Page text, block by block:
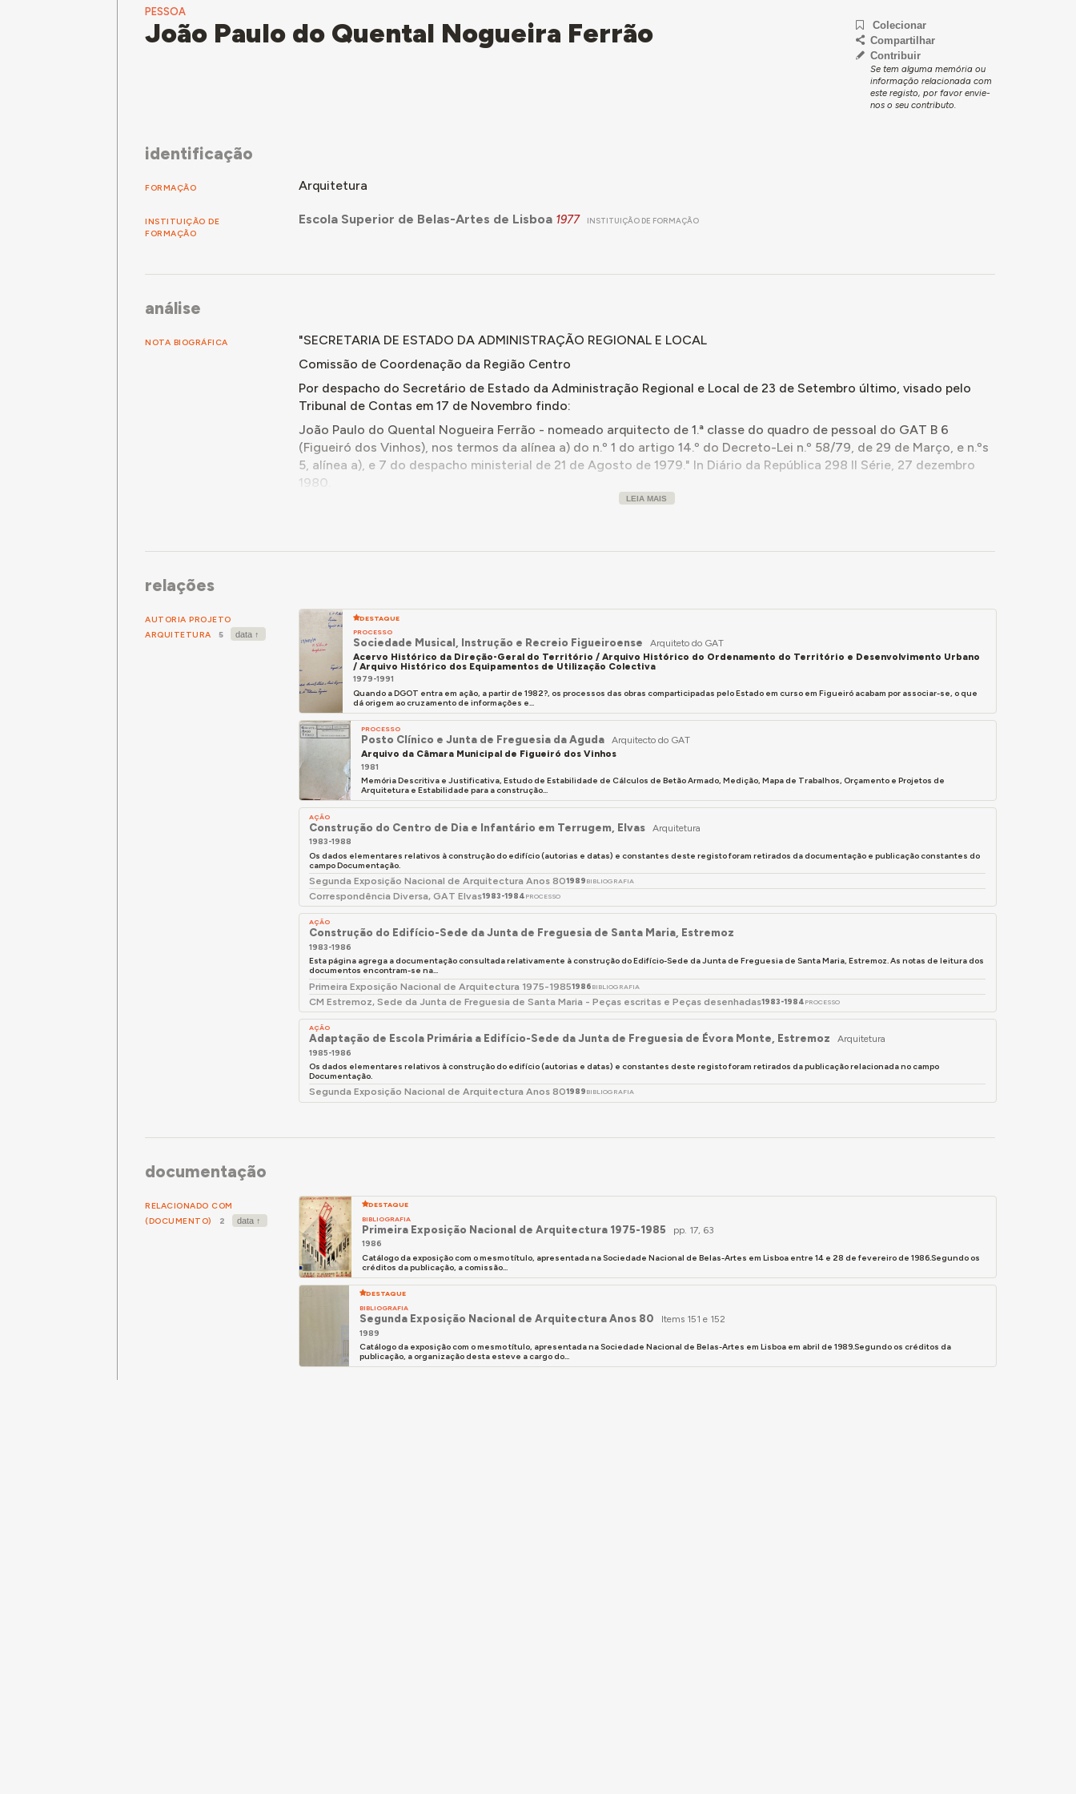
PESSOA
João Paulo do Quental Nogueira Ferrão
Colecionar
Compartilhar
Contribuir
Se tem alguma memória ou
informação relacionada com
este registo, por favor envie-
nos o seu contributo.
identificação
FORMAÇÃO Arquitetura
INSTITUIÇÃO DE
FORMAÇÃO
Escola Superior de Belas-Artes de Lisboa 1977 INSTITUIÇÃO DE FORMAÇÃO
análise
NOTA BIOGRÁFICA
"SECRETARIA DE ESTADO DA ADMINISTRAÇÃO REGIONAL E LOCAL
Comissão de Coordenação da Região Centro
Por despacho do Secretário de Estado da Administração Regional e Local de 23 de Setembro último, visado pelo
Tribunal de Contas em 17 de Novembro findo:
João Paulo do Quental Nogueira Ferrão - nomeado arquitecto de 1.ª classe do quadro de pessoal do GAT B 6
(Figueiró dos Vinhos), nos termos da alínea a) do n.º 1 do artigo 14.º do Decreto-Lei n.º 58/79, de 29 de Março, e n.ºs
5, alínea a), e 7 do despacho ministerial de 21 de Agosto de 1979." In Diário da República 298 II Série, 27 dezembro
1980.
Membro da Ordem dos Arquitetos – Secção Regional do Sul n.º 1456 (in
LEIA MAIS
relações
AUTORIA PROJETO
ARQUITETURA
5
DESTAQUE
PROCESSO
Sociedade Musical, Instrução e Recreio Figueiroense
Arquiteto do GAT
Acervo Histórico da Direção-Geral do Território / Arquivo Histórico do Ordenamento do Território e Desenvolvimento Urbano
/ Arquivo Histórico dos Equipamentos de Utilização Colectiva
1979-1991
Quando a DGOT entra em ação, a partir de 1982?, os processos das obras comparticipadas pelo Estado em curso em Figueiró acabam por associar-se, o que
dá origem ao cruzamento de informações e...
PROCESSO
Posto Clínico e Junta de Freguesia da Aguda
Arquitecto do GAT
Arquivo da Câmara Municipal de Figueiró dos Vinhos
1981
Memória Descritiva e Justificativa, Estudo de Estabilidade de Cálculos de Betão Armado, Medição, Mapa de Trabalhos, Orçamento e Projetos de
Arquitetura e Estabilidade para a construção...
AÇÃO
Construção do Centro de Dia e Infantário em Terrugem, Elvas Arquitetura
1983-1988
Os dados elementares relativos à construção do edifício (autorias e datas) e constantes deste registo foram retirados da documentação e publicação constantes do
campo Documentação.
Segunda Exposição Nacional de Arquitectura Anos 801989 BIBLIOGRAFIA
Correspondência Diversa, GAT Elvas1983-1984 PROCESSO
AÇÃO
Construção do Edifício-Sede da Junta de Freguesia de Santa Maria, Estremoz
1983-1986
Esta página agrega a documentação consultada relativamente à construção do Edifício-Sede da Junta de Freguesia de Santa Maria, Estremoz. As notas de leitura dos
documentos encontram-se na...
Primeira Exposição Nacional de Arquitectura 1975-19851986 BIBLIOGRAFIA
CM Estremoz, Sede da Junta de Freguesia de Santa Maria - Peças escritas e Peças desenhadas1983-1984 PROCESSO
AÇÃO
Adaptação de Escola Primária a Edifício-Sede da Junta de Freguesia de Évora Monte, Estremoz Arquitetura
1985-1986
Os dados elementares relativos à construção do edifício (autorias e datas) e constantes deste registo foram retirados da publicação relacionada no campo
Documentação.
Segunda Exposição Nacional de Arquitectura Anos 801989 BIBLIOGRAFIA
documentação
RELACIONADO COM
(DOCUMENTO)
2
DESTAQUE
BIBLIOGRAFIA
Primeira Exposição Nacional de Arquitectura 1975-1985 pp. 17, 63
1986
Catálogo da exposição com o mesmo título, apresentada na Sociedade Nacional de Belas-Artes em Lisboa entre 14 e 28 de fevereiro de 1986.Segundo os
créditos da publicação, a comissão...
DESTAQUE
BIBLIOGRAFIA
Segunda Exposição Nacional de Arquitectura Anos 80 Items 151 e 152
1989
Catálogo da exposição com o mesmo título, apresentada na Sociedade Nacional de Belas-Artes em Lisboa em abril de 1989.Segundo os créditos da
publicação, a organização desta esteve a cargo do...